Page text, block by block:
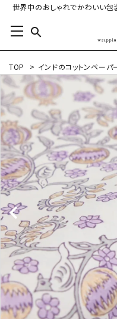
世界中のおしゃれでかわいい包
search
TOP > インドのコットンペーパ